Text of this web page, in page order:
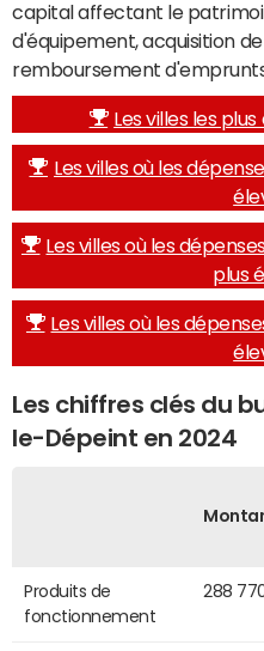
capital affectant le
d'équipement, acquisition
remboursement
Les villes les
Les villes où les
Les villes où les
plus
Les villes où les
Les chiffres clés du
le-Dépeint en 2024
Produits de
fonctionnement
288